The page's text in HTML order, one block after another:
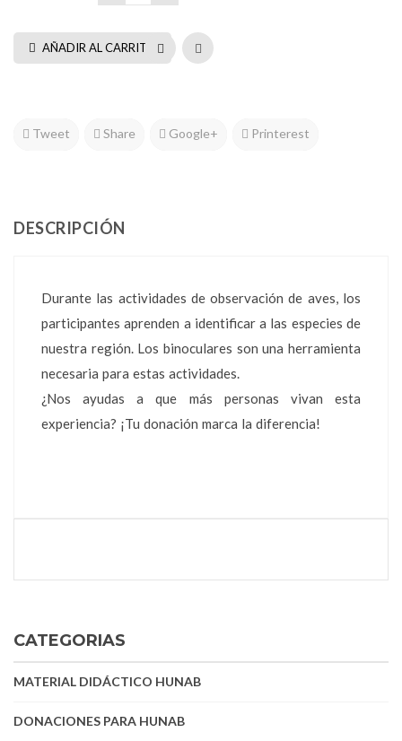
AÑADIR AL CARRITO
Tweet Share Google+ Printerest
DESCRIPCIÓN
Durante las actividades de observación de aves, los
participantes aprenden a identificar a las especies de
nuestra región. Los binoculares son una herramienta
necesaria para estas actividades.
¿Nos ayudas a que más personas vivan esta
experiencia? ¡Tu donación marca la diferencia!
CATEGORIAS
MATERIAL DIDÁCTICO HUNAB
DONACIONES PARA HUNAB